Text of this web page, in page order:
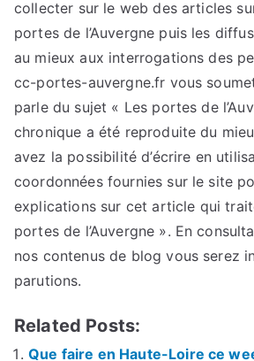
collecter sur le web des articles
portes de l’Auvergne puis les
au mieux aux interrogations des
cc-portes-auvergne.fr vous
parle du sujet « Les portes de
chronique a été reproduite du
avez la possibilité d’écrire en
coordonnées fournies sur le site
explications sur cet article qui
portes de l’Auvergne ». En
nos contenus de blog vous serez
parutions.
Related Posts:
Que faire en Haute-Loire ce